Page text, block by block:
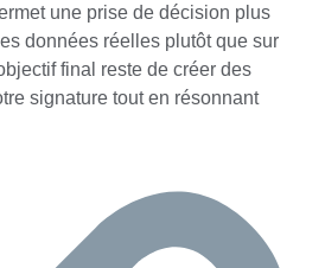
une prise de décision plus
données réelles plutôt que sur
final reste de créer des
signature tout en résonnant